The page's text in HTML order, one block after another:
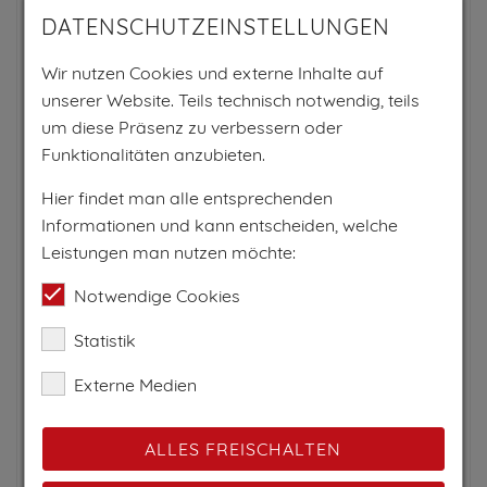
DATENSCHUTZEINSTELLUNGEN
Wir nutzen Cookies und externe Inhalte auf
unserer Website. Teils technisch notwendig, teils
um diese Präsenz zu verbessern oder
Funktionalitäten anzubieten.
Hier findet man alle entsprechenden
Informationen und kann entscheiden, welche
Leistungen man nutzen möchte:
Notwendige Cookies
Statistik
Externe Medien
ALLES FREISCHALTEN